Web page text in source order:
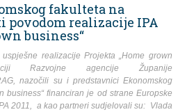
fakulteta na
povodom realizacije IPA
business“
realizacije Projekta „Home grown
Razvojne agencije Županije
nazočili su i predstavnici Ekonomskog
business“ financiran je od strane Europske
2011, a kao partneri sudjelovali su: Vlada